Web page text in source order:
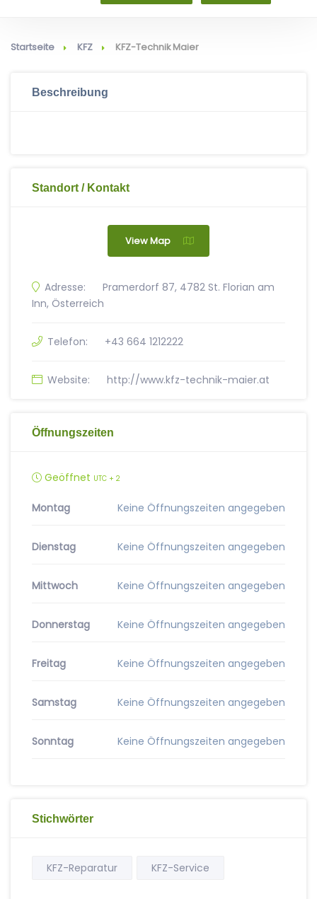
Startseite KFZ KFZ-Technik Maier
Beschreibung
Standort / Kontakt
View Map
Adresse:
Pramerdorf 87, 4782 St. Florian am
Inn, Österreich
Telefon: +43 664 1212222
Website: http://www.kfz-technik-maier.at
Öffnungszeiten
Geöffnet UTC + 2
Montag Keine Öffnungszeiten angegeben
Dienstag Keine Öffnungszeiten angegeben
Mittwoch Keine Öffnungszeiten angegeben
Donnerstag Keine Öffnungszeiten angegeben
Freitag Keine Öffnungszeiten angegeben
Samstag Keine Öffnungszeiten angegeben
Sonntag Keine Öffnungszeiten angegeben
Stichwörter
KFZ-Reparatur KFZ-Service